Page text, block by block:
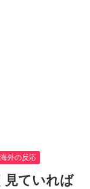
外の反応
見ていれば